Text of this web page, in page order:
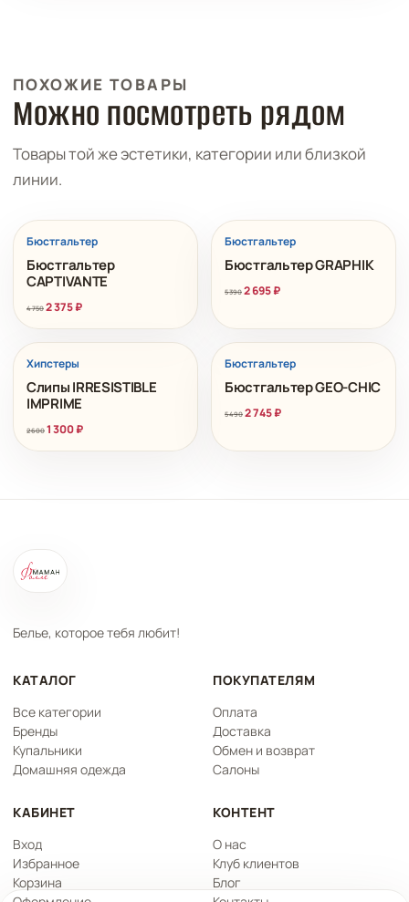
ПОХОЖИЕ ТОВАРЫ
Можно посмотреть рядом
Товары той же эстетики, категории или близкой
линии.
Бюстгальтер
Бюстгальтер
CAPTIVANTE
4 750 2 375₽
Бюстгальтер
Бюстгальтер GRAPHIK
5 390 2 695₽
Хипстеры
Слипы IRRESISTIBLE
IMPRIME
2 600 1 300₽
Бюстгальтер
Бюстгальтер GEO-CHIC
5 490 2 745₽
Белье, которое тебя любит!
КАТАЛОГ
Все категории
Бренды
Купальники
Домашняя одежда
ПОКУПАТЕЛЯМ
Оплата
Доставка
Обмен и возврат
Салоны
КАБИНЕТ
Вход
Избранное
Корзина
КОНТЕНТ
О нас
Клуб клиентов
Блог